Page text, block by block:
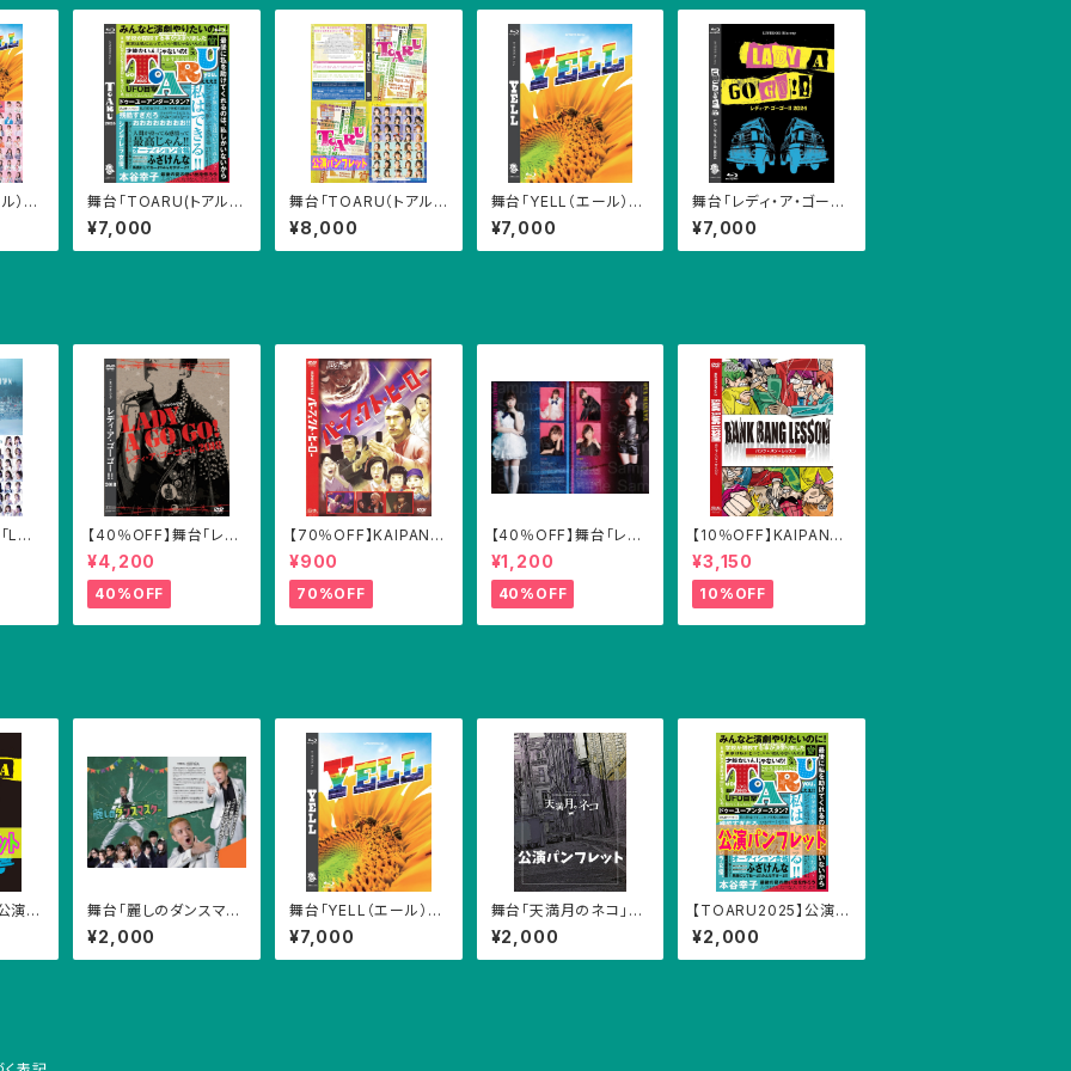
）」
舞台「TOARU(トアル)2
025」公演Blu-ray（2枚
組）
¥7,000
舞台「TOARU（トアル）
2024」公演Blu-ray（2
枚組）+パンフレットセッ
ト
¥8,000
舞台「YELL（エール）」
公演Blu-ray（2枚組）
¥7,000
舞台「レディ・ア・ゴーゴ
ー!!2024」公演Blu-ra
y（2枚組）
¥7,000
LOC
【40％OFF】舞台「レデ
ィ・ア・ゴーゴー!!2018」
DVD(2枚組)
¥4,200
40%OFF
【70％OFF】KAIPAND
VD Vol.1「パーフェク
ト・ヒーロー」ＤＶＤ 京
本有加(風男塾) 虹組キ
ララ ウチクリ内倉
¥900
70%OFF
【40％OFF】舞台「レデ
ィ・ア・ゴーゴー!!2018」
パンフレット
¥1,200
40%OFF
【10％OFF】KAIPAND
VD Vol.2「バンク・バ
ン・レッスン【A・Bチーム
版】」ＤＶＤ
¥3,150
10%OFF
演パ
舞台「麗しのダンスマス
ター」(2018年上演) パ
ンフレット
¥2,000
舞台「YELL（エール）」
公演Blu-ray（2枚組）
¥7,000
舞台「天満月のネコ」パ
ンフレット
¥2,000
【TOARU2025】公演パ
ンフレット
¥2,000